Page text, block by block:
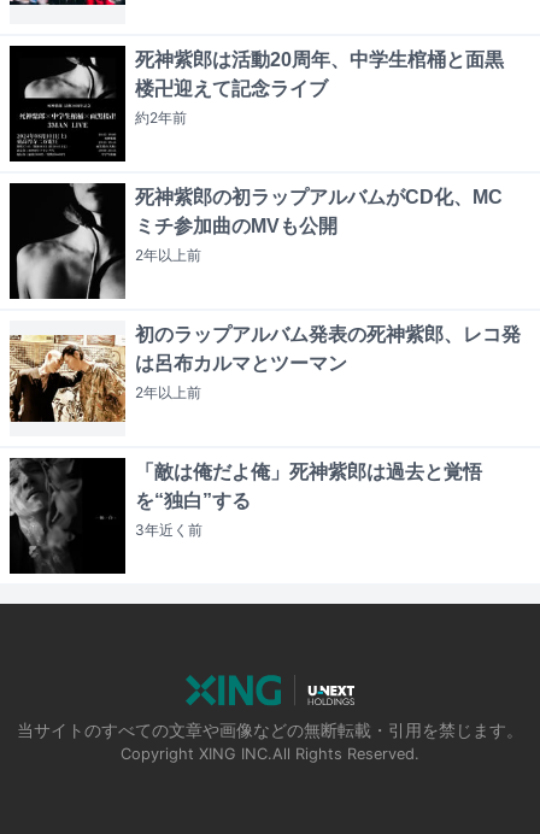
死神紫郎は活動20周年、中学生棺桶と面黒
楼卍迎えて記念ライブ
約2年前
死神紫郎の初ラップアルバムがCD化、MC
ミチ参加曲のMVも公開
2年以上前
初のラップアルバム発表の死神紫郎、レコ発
は呂布カルマとツーマン
2年以上前
「敵は俺だよ俺」死神紫郎は過去と覚悟
を“独白”する
3年近く 前
当サイトのすべての文章や画像などの無断転載・引用を禁じます。
Copyright XING INC.All Rights Reserved.